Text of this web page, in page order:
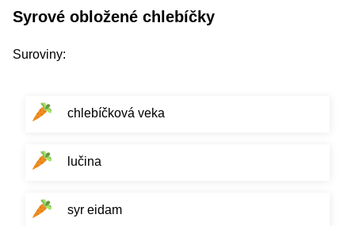
Syrové obložené chlebíčky
Suroviny:
chlebíčková veka
lučina
syr eidam